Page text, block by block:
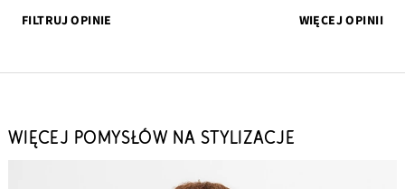
FILTRUJ OPINIE
WIĘCEJ OPINII
WIĘCEJ POMYSŁÓW NA STYLIZACJE